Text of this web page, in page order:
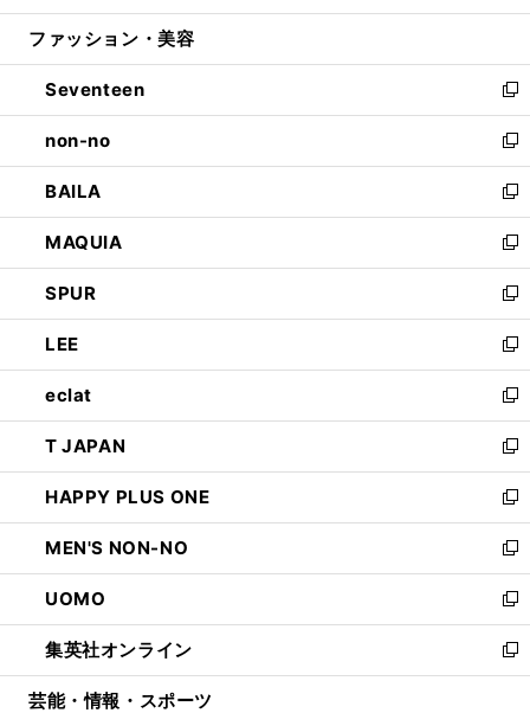
開
ウ
開
く
ン
ウ
で
開
く
ウ
ン
ド
ウ
で
開
く
ファッション・美容
Seventeen
新
し
い
ウ
ィ
ン
ド
ウ
で
開
く
non-no
新
し
い
ウ
ィ
ン
ド
ウ
で
開
く
BAILA
新
し
い
ウ
ィ
ン
ド
ウ
で
開
く
MAQUIA
新
し
い
ウ
ィ
ン
ド
ウ
で
開
く
SPUR
新
し
い
ウ
ィ
ン
ド
ウ
で
開
く
LEE
新
し
い
ウ
ィ
ン
ド
ウ
で
開
く
eclat
新
し
い
ウ
ィ
ン
ド
ウ
で
開
く
T JAPAN
新
し
い
ウ
ィ
ン
ド
ウ
で
開
HAPPY PLUS ONE
新
し
い
ウ
ィ
ン
ド
ウ
MEN'S NON-NO
新
し
い
ウ
ィ
ン
UOMO
新
し
い
ウ
集英社オンライン
新
し
芸能・情報・スポーツ